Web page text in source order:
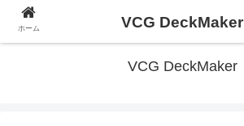
VCG DeckMaker
ホーム VCG DeckMaker